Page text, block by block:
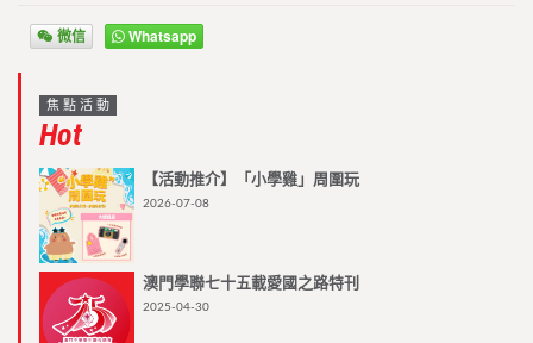
微信 Whatsapp
焦點活動
Hot
【活動推介】「小學雞」周圍玩
2026-07-08
澳門學聯七十五載愛國之路特刊
2025-04-30